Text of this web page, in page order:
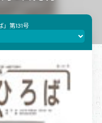
」第131号